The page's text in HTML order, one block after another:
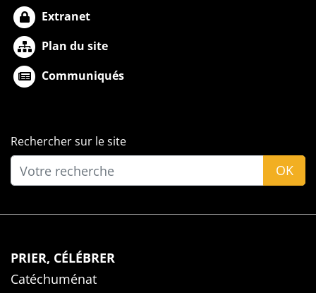
Extranet
Plan du site
Communiqués
Rechercher sur le site
OK
PRIER, CÉLÉBRER
Catéchuménat